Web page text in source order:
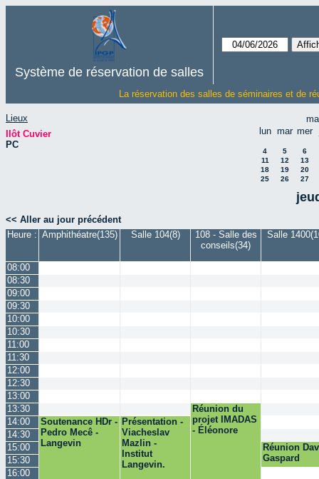
Système de réservation de salles
La réservation des salles de séminaires et de
Lieux
Ilôt Cuvier
PC
lun mar mer
4 5
6
11
12
13
18
19
20
25
26 27
<< Aller au jour précédent
Heure : Amphithéatre(135) Salle 104(8)
108 - Salle des
conseils(34)
Salle
08:00
08:30
09:00
09:30
10:00
10:30
11:00
11:30
12:00
12:30
13:00
13:30
Réunion du
projet IMADAS
- Éléonore
14:00
Soutenance HDr -
Pedro Mecê -
Langevin
Présentation -
Viacheslav
Mazlin -
Institut
Langevin.
14:30
15:00
Réunion
Gaspard
15:30
16:00